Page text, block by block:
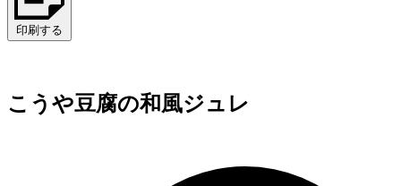
印刷する
こうや豆腐の和風ジュレ